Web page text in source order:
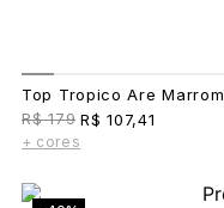
Top Tropico Are Marrom
R$ 179 R$ 107,41
+ cores